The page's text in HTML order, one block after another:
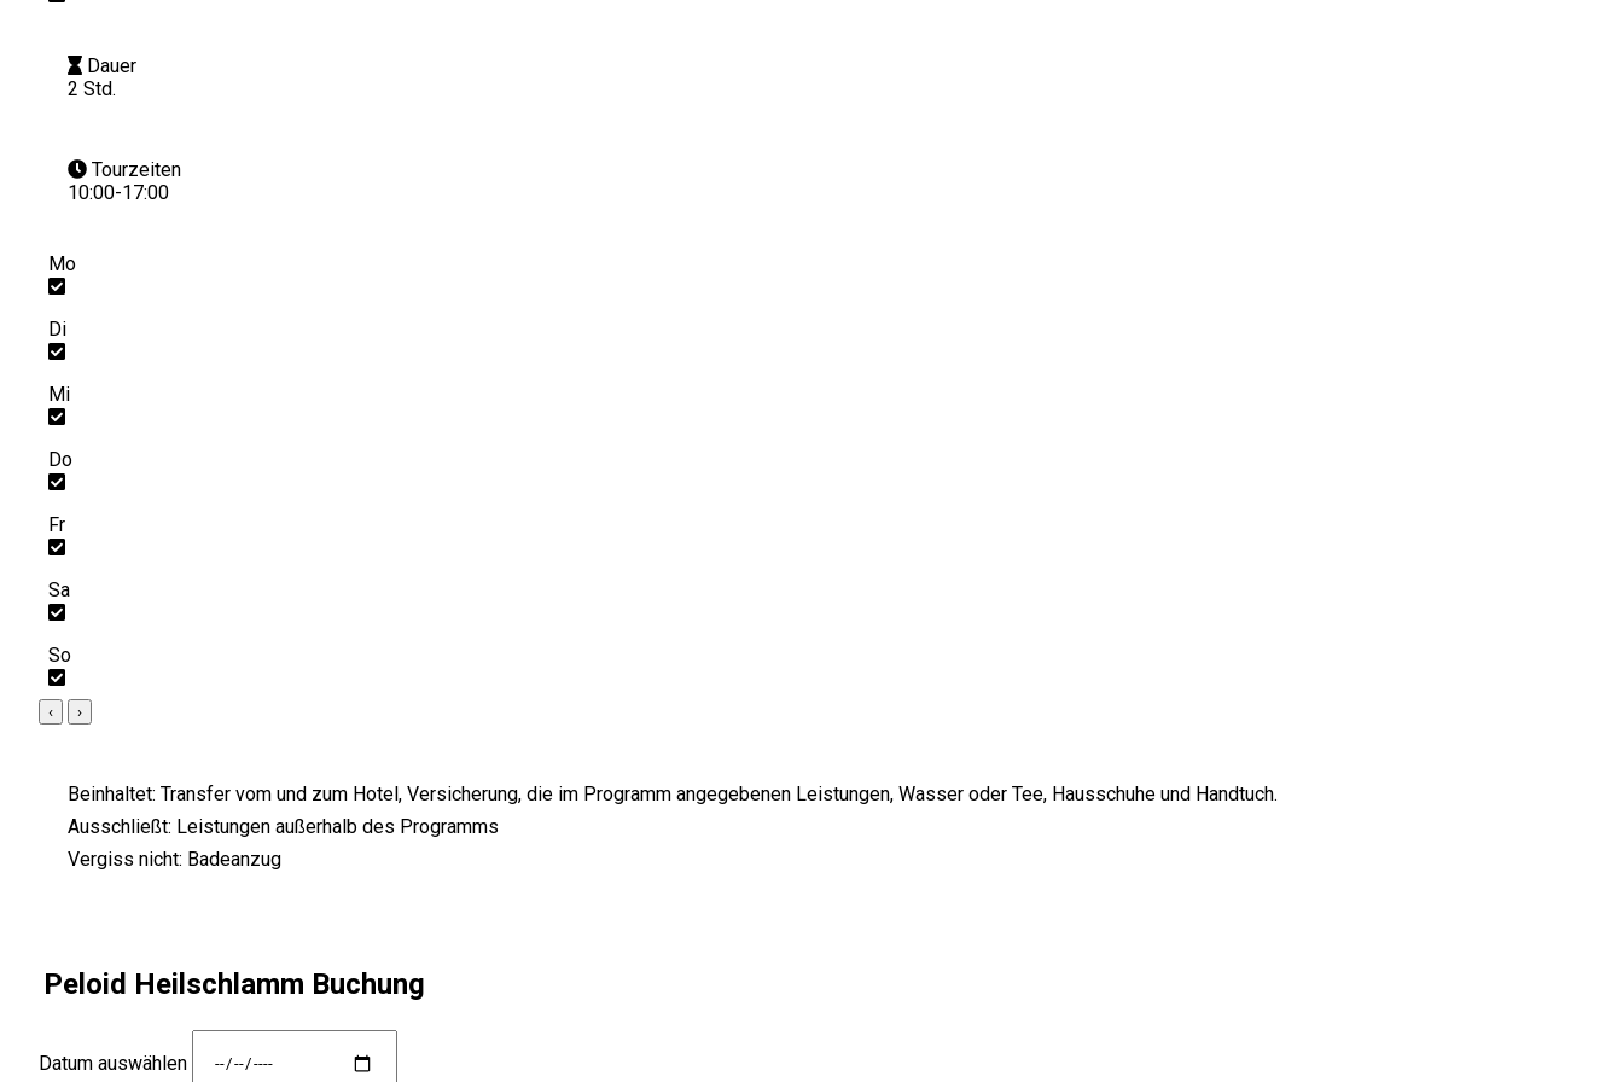
Dauer
2 Std.
Tourzeiten
10:00-17:00
Mo
Di
Mi
Do
Fr
Sa
So
‹ ›
Beinhaltet: Transfer vom und zum Hotel, Versicherung, die im Programm angegebenen Leistungen, Wasser oder Tee, Hausschuhe und Handtuch.
Ausschließt: Leistungen außerhalb des Programms
Vergiss nicht: Badeanzug
Peloid Heilschlamm Buchung
Datum auswählen